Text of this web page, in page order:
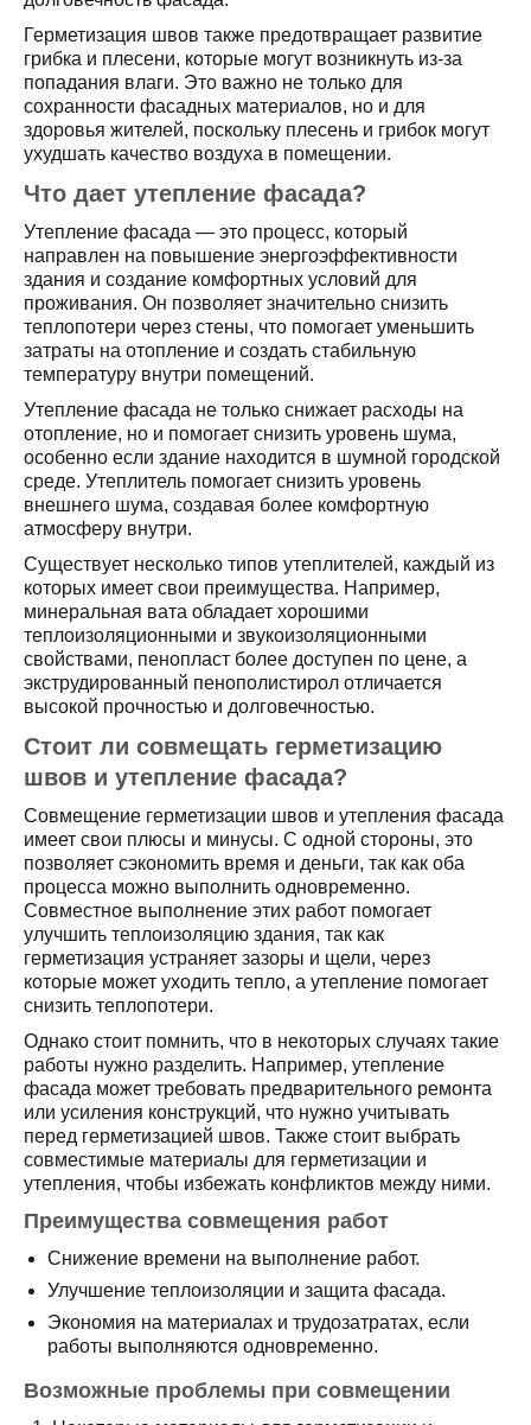
Герметизация швов также предотвращает развитие
грибка и плесени, которые могут возникнуть из-за
попадания влаги. Это важно не только для
сохранности фасадных материалов, но и для
здоровья жителей, поскольку плесень и грибок могут
ухудшать качество воздуха в помещении.
Что дает утепление фасада?
Утепление фасада — это процесс, который
направлен на повышение энергоэффективности
здания и создание комфортных условий для
проживания. Он позволяет значительно снизить
теплопотери через стены, что помогает уменьшить
затраты на отопление и создать стабильную
температуру внутри помещений.
Утепление фасада не только снижает расходы на
отопление, но и помогает снизить уровень шума,
особенно если здание находится в шумной городской
среде. Утеплитель помогает снизить уровень
внешнего шума, создавая более комфортную
атмосферу внутри.
Существует несколько типов утеплителей, каждый из
которых имеет свои преимущества. Например,
минеральная вата обладает хорошими
теплоизоляционными и звукоизоляционными
свойствами, пенопласт более доступен по цене, а
экструдированный пенополистирол отличается
высокой прочностью и долговечностью.
Стоит ли совмещать герметизацию
швов и утепление фасада?
Совмещение герметизации швов и утепления фасада
имеет свои плюсы и минусы. С одной стороны, это
позволяет сэкономить время и деньги, так как оба
процесса можно выполнить одновременно.
Совместное выполнение этих работ помогает
улучшить теплоизоляцию здания, так как
герметизация устраняет зазоры и щели, через
которые может уходить тепло, а утепление помогает
снизить теплопотери.
Однако стоит помнить, что в некоторых случаях такие
работы нужно разделить. Например, утепление
фасада может требовать предварительного ремонта
или усиления конструкций, что нужно учитывать
перед герметизацией швов. Также стоит выбрать
совместимые материалы для герметизации и
утепления, чтобы избежать конфликтов между ними.
Преимущества совмещения работ
Снижение времени на выполнение работ.
Улучшение теплоизоляции и защита фасада.
Экономия на материалах и трудозатратах, если
работы выполняются одновременно.
Возможные проблемы при совмещении